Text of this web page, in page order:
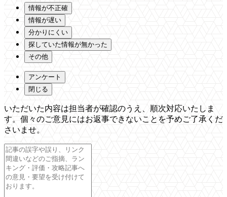
情報が不正確
情報が遅い
分かりにくい
探していた情報が無かった
その他
アンケート
閉じる
いただいた内容は担当者が確認のうえ、順次対応いたしま
す。個々のご意見にはお返事できないことを予めご了承くだ
さいませ。